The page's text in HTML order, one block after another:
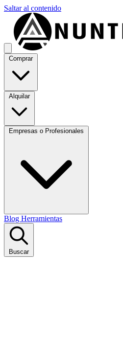
Saltar al contenido
Comprar
Alquilar
Empresas o Profesionales
Blog Herramientas
Buscar